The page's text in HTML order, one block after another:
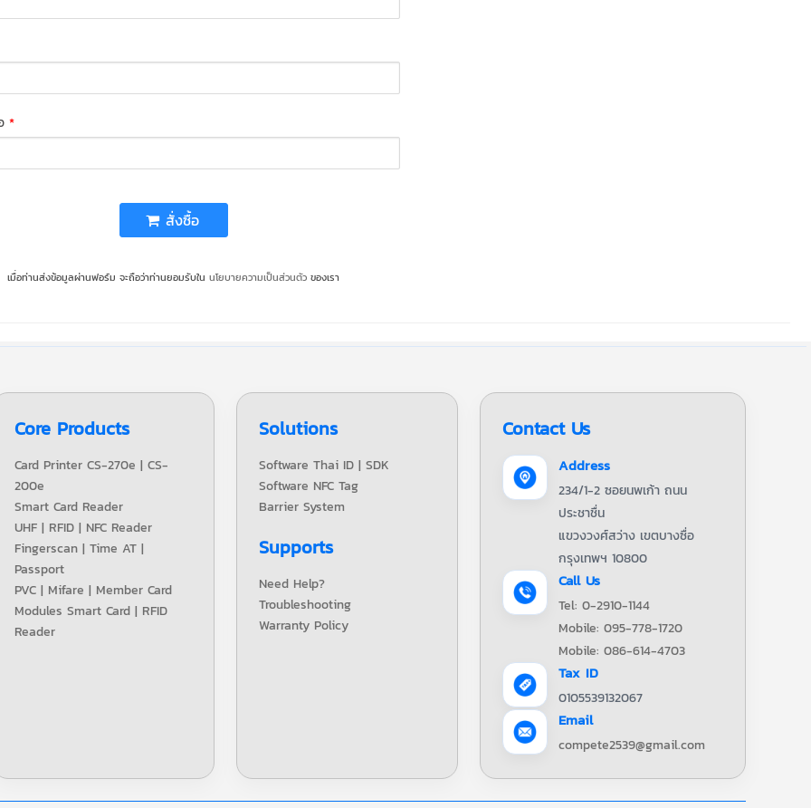
*
สั่งซื้อ
เมื่อท่านส่งข้อมูลผ่านฟอร์ม จะถือว่าท่านยอมรับในนโยบายความเป็นส่วนตัว ของเรา
Core Products
Card Printer CS-270e | CS-
200e
Smart Card Reader
UHF | RFID | NFC Reader
Fingerscan | Time AT |
Passport
PVC | Mifare | Member Card
Modules Smart Card | RFID
Reader
Solutions
Software Thai ID | SDK
Software NFC Tag
Barrier System
Supports
Need Help?
Troubleshooting
Warranty Policy
Contact Us
Address
234/1-2 ซอยนพเก้า ถนน
ประชาชื่น
แขวงวงศ์สว่าง เขตบางซื่อ
กรุงเทพฯ 10800
Call Us
Tel: 0-2910-1144
Mobile: 095-778-1720
Mobile: 086-614-4703
Tax ID
0105539132067
Email
compete2539@gmail.com